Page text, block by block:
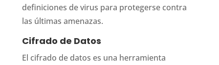
definiciones de virus para protegerse contra
las últimas amenazas.
Cifrado de Datos
El cifrado de datos es una herramienta